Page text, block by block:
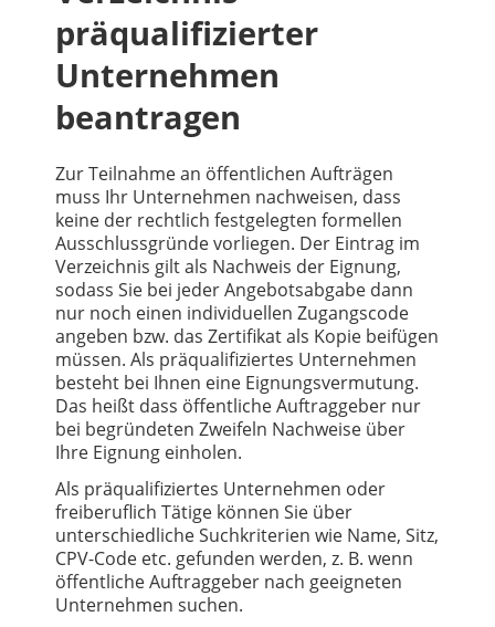
präqualifizierter
Unternehmen
beantragen
Zur Teilnahme an öffentlichen Aufträgen
muss Ihr Unternehmen nachweisen, dass
keine der rechtlich festgelegten formellen
Ausschlussgründe vorliegen. Der Eintrag im
Verzeichnis gilt als Nachweis der Eignung,
sodass Sie bei jeder Angebotsabgabe dann
nur noch einen individuellen Zugangscode
angeben bzw. das Zertifikat als Kopie beifügen
müssen. Als präqualifiziertes Unternehmen
besteht bei Ihnen eine Eignungsvermutung.
Das heißt dass öffentliche Auftraggeber nur
bei begründeten Zweifeln Nachweise über
Ihre Eignung einholen.
Als präqualifiziertes Unternehmen oder
freiberuflich Tätige können Sie über
unterschiedliche Suchkriterien wie Name, Sitz,
CPV-Code etc. gefunden werden, z. B. wenn
öffentliche Auftraggeber nach geeigneten
Unternehmen suchen.